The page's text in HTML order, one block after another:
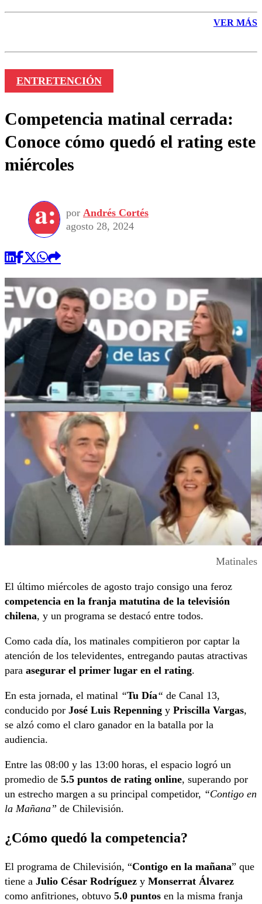
VER MÁS
ENTRETENCIÓN
Competencia matinal cerrada:
Conoce cómo quedó el rating este
miércoles
por Andrés Cortés
agosto 28, 2024
Matinales
El último miércoles de agosto trajo consigo una feroz
competencia en la franja matutina de la televisión
chilena, y un programa se destacó entre todos.
Como cada día, los matinales compitieron por captar la
atención de los televidentes, entregando pautas atractivas
para asegurar el primer lugar en el rating.
En esta jornada, el matinal “Tu Día“ de Canal 13,
conducido por José Luis Repenning y Priscilla Vargas,
se alzó como el claro ganador en la batalla por la
audiencia.
Entre las 08:00 y las 13:00 horas, el espacio logró un
promedio de 5.5 puntos de rating online, superando por
un estrecho margen a su principal competidor, “Contigo en
la Mañana” de Chilevisión.
¿Cómo quedó la competencia?
El programa de Chilevisión, “Contigo en la mañana” que
tiene a Julio César Rodríguez y Monserrat Álvarez
como anfitriones, obtuvo 5.0 puntos en la misma franja